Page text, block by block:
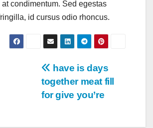
condimentum. Sed egestas
id cursus odio rhoncus.
have is days
together meat fill
for give you’re